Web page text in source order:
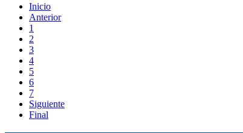
Inicio
Anterior
1
2
3
4
5
6
7
Siguiente
Final